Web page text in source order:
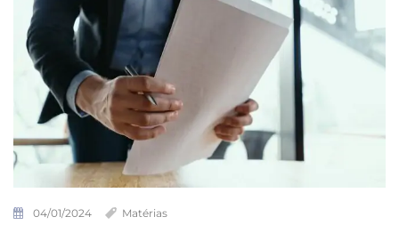
04/01/2024 Matérias